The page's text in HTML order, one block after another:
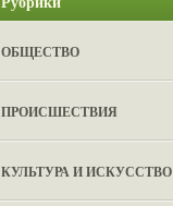
ОБЩЕСТВО
ПРОИСШЕСТВИЯ
КУЛЬТУРА И ИСКУССТВО